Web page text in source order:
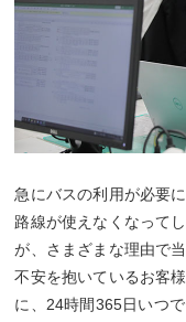
急にバスの利用が必要
路線が使えなくなって
が、さまざまな理由で
不安を抱いているお客
に、24時間365日いつ